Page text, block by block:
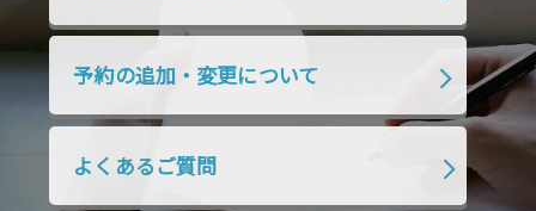
2018年7月 2018年6月
予約の追加・変更について
よくあるご質問